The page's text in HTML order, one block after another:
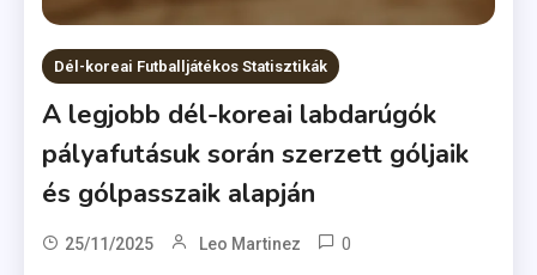
Dél-koreai Futballjátékos Statisztikák
A legjobb dél-koreai labdarúgók
pályafutásuk során szerzett góljaik
és gólpasszaik alapján
25/11/2025 Leo Martinez 0